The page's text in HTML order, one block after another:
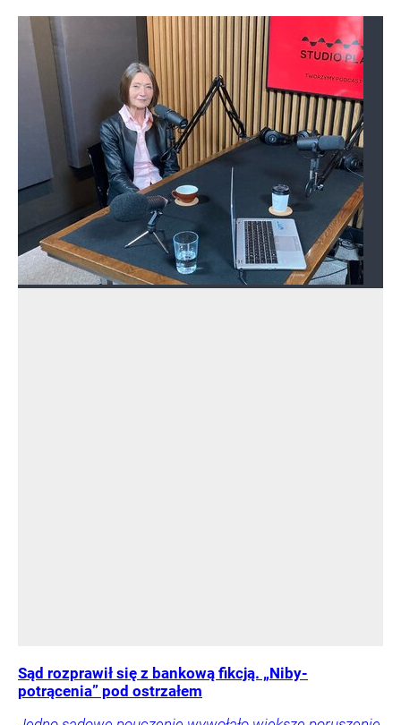
Sąd rozprawił się z bankową fikcją. „Niby-
potrącenia” pod ostrzałem